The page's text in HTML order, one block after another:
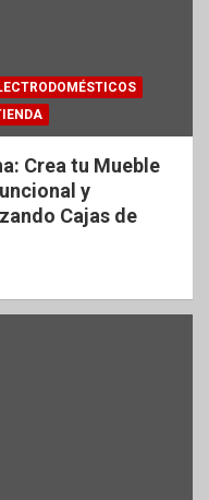
Crea tu Mueble
y
Cajas de